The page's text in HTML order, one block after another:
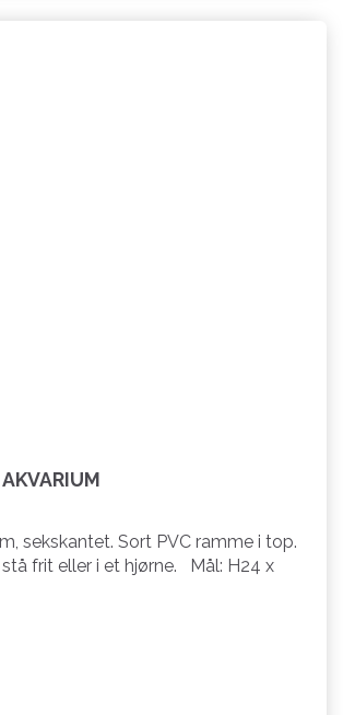
sekskantet. Sort PVC ramme i top.
frit eller i et hjørne. Mål: H24 x